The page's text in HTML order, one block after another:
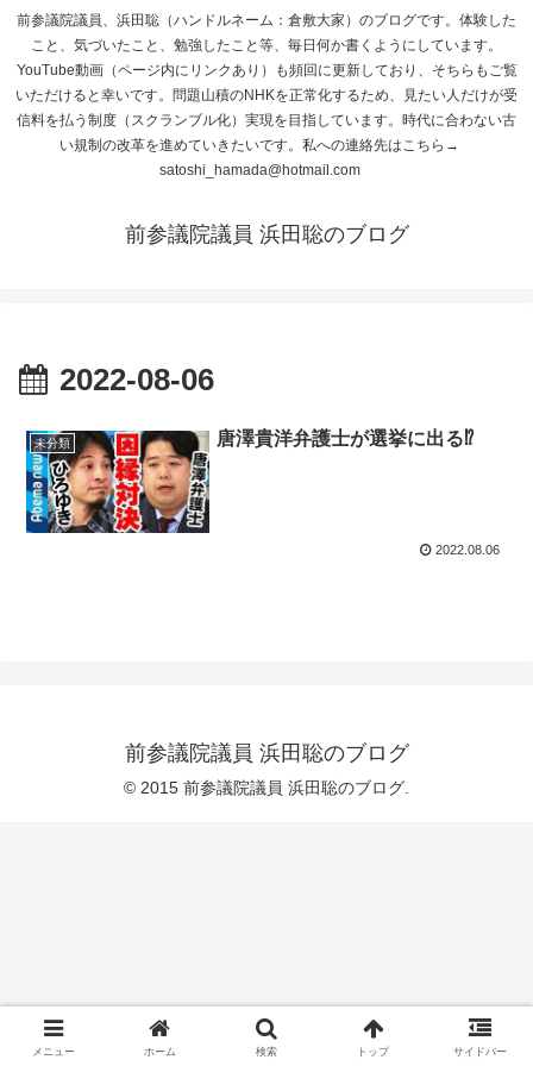
前参議院議員、浜田聡（ハンドルネーム：倉敷大家）のブログです。体験した
こと、気づいたこと、勉強したこと等、毎日何か書くようにしています。
YouTube動画（ページ内にリンクあり）も頻回に更新しており、そちらもご覧
いただけると幸いです。問題山積のNHKを正常化するため、見たい人だけが受
信料を払う制度（スクランブル化）実現を目指しています。時代に合わない古
い規制の改革を進めていきたいです。私への連絡先はこちら→
satoshi_hamada@hotmail.com
前参議院議員 浜田聡のブログ
2022-08-06
未分類 唐澤貴洋弁護士が選挙に出る⁉
2022.08.06
前参議院議員 浜田聡のブログ
© 2015 前参議院議員 浜田聡のブログ.
メニュー ホーム 検索 トップ サイドバー